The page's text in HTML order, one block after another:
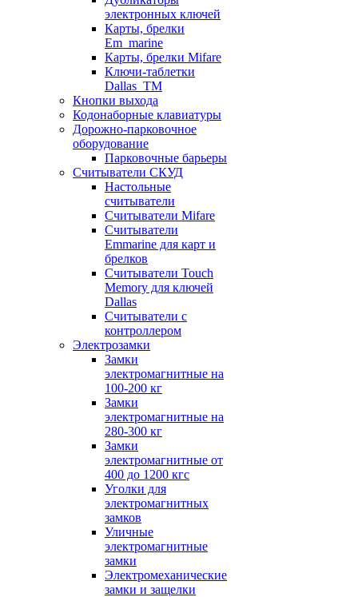
электронных ключей
Карты, брелки
Em_marine
Карты, брелки Mifare
Ключи-таблетки
Dallas_TM
Кнопки выхода
Кодонаборные клавиатуры
Дорожно-парковочное
оборудование
Парковочные барьеры
Считыватели СКУД
Настольные
считыватели
Считыватели Mifare
Считыватели
Emmarine для карт и
брелков
Считыватели Touch
Memory для ключей
Dallas
Считыватели с
контроллером
Электрозамки
Замки
электромагнитные на
100-200 кг
Замки
электромагнитные на
280-300 кг
Замки
электромагнитные от
400 до 1200 кгс
Уголки для
электромагнитных
замков
Уличные
электромагнитные
замки
Электромеханические
замки и защелки